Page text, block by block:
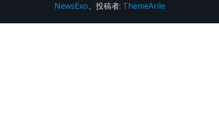
NewsExo、投稿者: ThemeArile